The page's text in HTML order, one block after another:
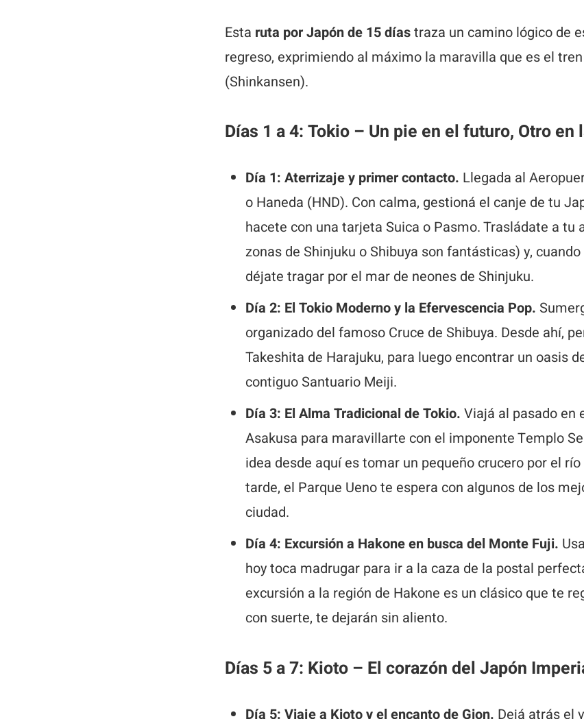
Esta ruta por Japón de 15 díastraza un camino lógico de
regreso, exprimiendo al máximo la maravilla que es el
(Shinkansen).
Días 1 a 4: Tokio – Un pie en el futuro, Otro en
Día 1: Aterrizaje y primer contacto. Llegada al
o Haneda (HND). Con calma, gestioná el canje de tu
hacete con una tarjeta Suica o Pasmo. Trasládate a tu
zonas de Shinjuku o Shibuya son fantásticas) y,
déjate tragar por el mar de neones de Shinjuku.
Día 2: El Tokio Moderno y la Efervescencia Pop.
organizado del famoso Cruce de Shibuya. Desde ahí,
Takeshita de Harajuku, para luego encontrar un oasis
contiguo Santuario Meiji.
Día 3: El Alma Tradicional de Tokio. Viajá al pasado en
Asakusa para maravillarte con el imponente Templo
idea desde aquí es tomar un pequeño crucero por el
tarde, el Parque Ueno te espera con algunos de los
ciudad.
Día 4: Excursión a Hakone en busca del Monte Fuji.
hoy toca madrugar para ir a la caza de la postal
excursión a la región de Hakone es un clásico que te
con suerte, te dejarán sin aliento.
Días 5 a 7: Kioto – El corazón del Japón
Día 5: Viaje a Kioto y el encanto de Gion. Dejá atrás el